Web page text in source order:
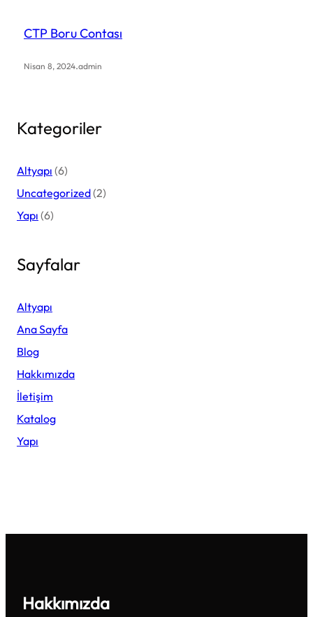
CTP Boru Contası
Nisan 8, 2024.admin
Kategoriler
Altyapı (6)
Uncategorized(2)
Yapı (6)
Sayfalar
Altyapı
Ana Sayfa
Blog
Hakkımızda
İletişim
Katalog
Yapı
Hakkımızda